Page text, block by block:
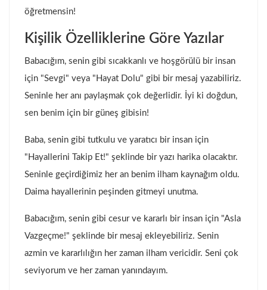
öğretmensin!
Kişilik Özelliklerine Göre Yazılar
Babacığım, senin gibi sıcakkanlı ve hoşgörülü bir insan
için "Sevgi" veya "Hayat Dolu" gibi bir mesaj yazabiliriz.
Seninle her anı paylaşmak çok değerlidir. İyi ki doğdun,
sen benim için bir güneş gibisin!
Baba, senin gibi tutkulu ve yaratıcı bir insan için
"Hayallerini Takip Et!" şeklinde bir yazı harika olacaktır.
Seninle geçirdiğimiz her an benim ilham kaynağım oldu.
Daima hayallerinin peşinden gitmeyi unutma.
Babacığım, senin gibi cesur ve kararlı bir insan için "Asla
Vazgeçme!" şeklinde bir mesaj ekleyebiliriz. Senin
azmin ve kararlılığın her zaman ilham vericidir. Seni çok
seviyorum ve her zaman yanındayım.